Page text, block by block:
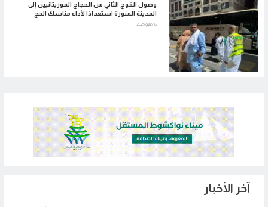
وصول الفوج الثاني من الحجاج الموريتانيين إلى
المدينة المنورة استعدادًا لأداء مناسك الحج
18 مايو 2025
آخر الأخبار